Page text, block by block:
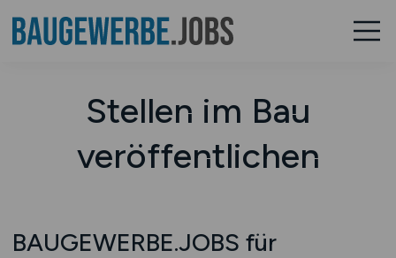
Stellen im Bau
veröffentlichen
BAUGEWERBE.JOBS für